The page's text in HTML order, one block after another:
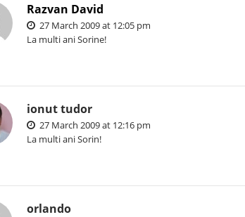
Razvan David
27 March 2009 at 12:05 pm
La multi ani Sorine!
ionut tudor
27 March 2009 at 12:16 pm
La multi ani Sorin!
orlando